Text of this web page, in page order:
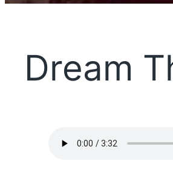
Dream